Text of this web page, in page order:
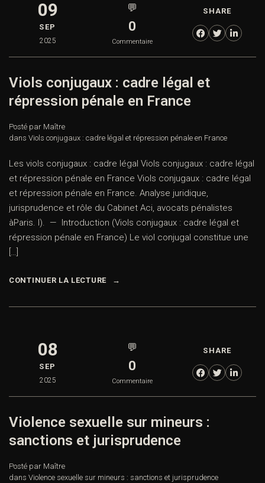
09
SEP
2025
💬
0
Commentaire
SHARE
Viols conjugaux : cadre légal et
répression pénale en France
Posté par Maître
dans Viols conjugaux : cadre légal et répression pénale en France
Les viols conjugaux : cadre légal Viols conjugaux : cadre légal
et répression pénale en France Viols conjugaux : cadre légal
et répression pénale en France. Analyse juridique,
jurisprudence et rôle du Cabinet Aci, avocats pénalistes
àParis. I). — Introduction (Viols conjugaux : cadre légal et
répression pénale en France) Le viol conjugal constitue une
[…]
CONTINUER LA LECTURE
08
SEP
2025
💬
0
Commentaire
SHARE
Violence sexuelle sur mineurs :
sanctions et jurisprudence
Posté par Maître
dans Violence sexuelle sur mineurs : sanctions et jurisprudence